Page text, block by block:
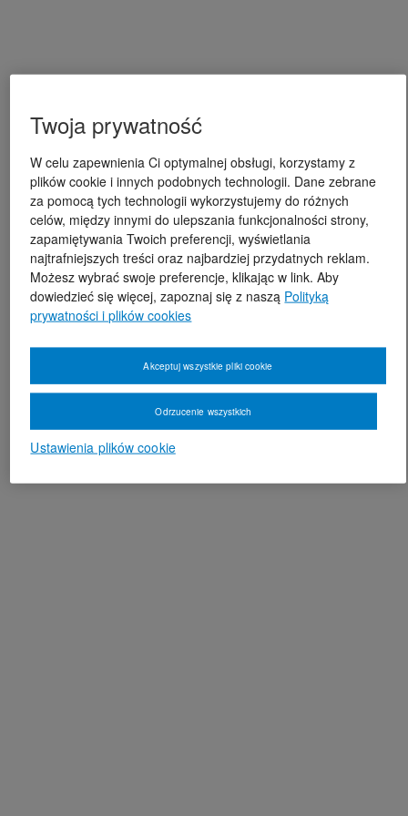
Twoja prywatność
W celu zapewnienia Ci optymalnej obsługi, korzystamy z
plików cookie i innych podobnych technologii. Dane zebrane
za pomocą tych technologii wykorzystujemy do różnych
celów, między innymi do ulepszania funkcjonalności strony,
zapamiętywania Twoich preferencji, wyświetlania
najtrafniejszych treści oraz najbardziej przydatnych reklam.
Możesz wybrać swoje preferencje, klikając w link. Aby
dowiedzieć się więcej, zapoznaj się z naszą Polityką
prywatności i plików cookies
Ustawienia plików cookie
Odrzucenie wszystkich
Akceptuj wszystkie pliki cookie